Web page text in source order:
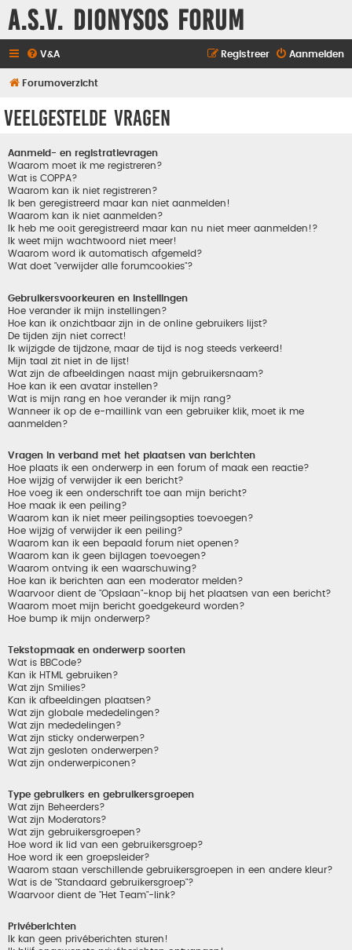
A.S.V. Dionysos Forum
V&A Aanmelden
Registreer
Forumoverzicht
Veelgestelde vragen
Aanmeld- en registratievragen
Waarom moet ik me registreren?
Wat is COPPA?
Waarom kan ik niet registreren?
Ik ben geregistreerd maar kan niet aanmelden!
Waarom kan ik niet aanmelden?
Ik heb me ooit geregistreerd maar kan nu niet meer aanmelden!?
Ik weet mijn wachtwoord niet meer!
Waarom word ik automatisch afgemeld?
Wat doet "verwijder alle forumcookies"?
Gebruikersvoorkeuren en instellingen
Hoe verander ik mijn instellingen?
Hoe kan ik onzichtbaar zijn in de online gebruikers lijst?
De tijden zijn niet correct!
Ik wijzigde de tijdzone, maar de tijd is nog steeds verkeerd!
Mijn taal zit niet in de lijst!
Wat zijn de afbeeldingen naast mijn gebruikersnaam?
Hoe kan ik een avatar instellen?
Wat is mijn rang en hoe verander ik mijn rang?
Wanneer ik op de e-maillink van een gebruiker klik, moet ik me
aanmelden?
Vragen in verband met het plaatsen van berichten
Hoe plaats ik een onderwerp in een forum of maak een reactie?
Hoe wijzig of verwijder ik een bericht?
Hoe voeg ik een onderschrift toe aan mijn bericht?
Hoe maak ik een peiling?
Waarom kan ik niet meer peilingsopties toevoegen?
Hoe wijzig of verwijder ik een peiling?
Waarom kan ik een bepaald forum niet openen?
Waarom kan ik geen bijlagen toevoegen?
Waarom ontving ik een waarschuwing?
Hoe kan ik berichten aan een moderator melden?
Waarvoor dient de "Opslaan"-knop bij het plaatsen van een bericht?
Waarom moet mijn bericht goedgekeurd worden?
Hoe bump ik mijn onderwerp?
Tekstopmaak en onderwerp soorten
Wat is BBCode?
Kan ik HTML gebruiken?
Wat zijn Smilies?
Kan ik afbeeldingen plaatsen?
Wat zijn globale mededelingen?
Wat zijn mededelingen?
Wat zijn sticky onderwerpen?
Wat zijn gesloten onderwerpen?
Wat zijn onderwerpiconen?
Type gebruikers en gebruikersgroepen
Wat zijn Beheerders?
Wat zijn Moderators?
Wat zijn gebruikersgroepen?
Hoe word ik lid van een gebruikersgroep?
Hoe word ik een groepsleider?
Waarom staan verschillende gebruikersgroepen in een andere kleur?
Wat is de "Standaard gebruikersgroep"?
Waarvoor dient de "Het Team"-link?
Privéberichten
Ik kan geen privéberichten sturen!